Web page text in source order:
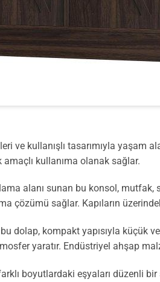
ve kullanışlı tasarımıyla yaşam
kullanıma olanak sağlar.
alanı sunan bu konsol,
çözümü sağlar. Kapıların
dolap, kompakt yapısıyla
yaratır. Endüstriyel ahşap
boyutlardaki eşyaları düzenli